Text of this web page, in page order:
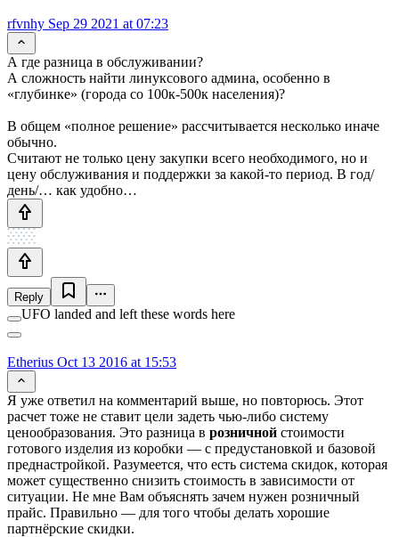
rfvnhy Sep 29 2021 at 07:23
А где разница в обслуживании?
А сложность найти линуксового админа, особенно в
«глубинке» (города со 100к-500к населения)?
В общем «полное решение» рассчитывается несколько иначе
обычно.
Считают не только цену закупки всего необходимого, но и
цену обслуживания и поддержки за какой-то период. В год/
день/… как удобно…
Reply
UFO landed and left these words here
Etherius Oct 13 2016 at 15:53
Я уже ответил на комментарий выше, но повторюсь. Этот
расчет тоже не ставит цели задеть чью-либо систему
ценообразования. Это разница в розничной стоимости
готового изделия из коробки — с предустановкой и базовой
преднастройкой. Разумеется, что есть система скидок, которая
может существенно снизить стоимость в зависимости от
ситуации. Не мне Вам объяснять зачем нужен розничный
прайс. Правильно — для того чтобы делать хорошие
партнёрские скидки.